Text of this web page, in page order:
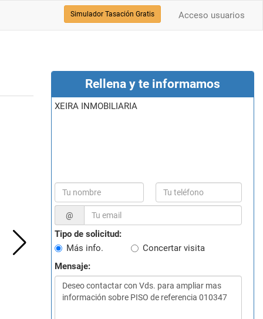
Acceso usuarios
Simulador Tasación Gratis
Rellena y te informamos
XEIRA INMOBILIARIA
@
Tipo de solicitud:
Más info.
Concertar visita
Mensaje: